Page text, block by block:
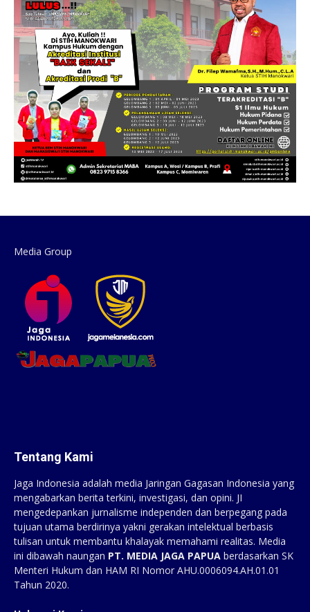
Media Group
Tentang Kami
Jaga Indonesia adalah media Jaringan Gagasan Indonesia yang
mengabarkan berita terkini, investigasi, dan opini. JI
mengedepankan jurnalisme independen dan berpegang pada
tujuan utama berdirinya yakni gerakan intelektual berbasis
tulisan untuk membantu khalayak memahami realitas. Media
ini dibawah naungan PT. MEDIA JAGA PAPUA berdasarkan SK
Menteri Hukum dan HAM RI Nomor AHU.0006094.AH.01.01
Tahun 2020.